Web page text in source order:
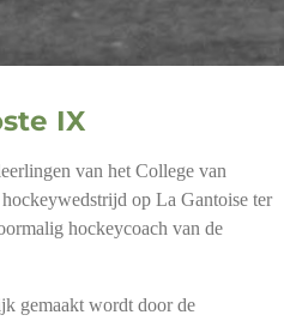
IX
van het College van
op La Gantoise ter
hockeycoach van de
gemaakt wordt door de